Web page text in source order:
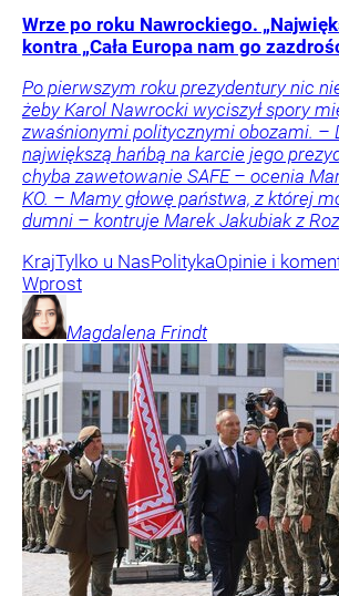
Wrze po roku Nawrockiego.
kontra „Cała Europa nam go
Po pierwszym roku prezydentury nic
żeby Karol Nawrocki wyciszył spory
zwaśnionymi politycznymi obozami. –
największą hańbą na karcie jego
chyba zawetowanie SAFE – ocenia
KO. – Mamy głowę państwa, z której
dumni – kontruje Marek Jakubiak z
KrajTylko u NasPolitykaOpinie i
Wprost
Magdalena Frindt